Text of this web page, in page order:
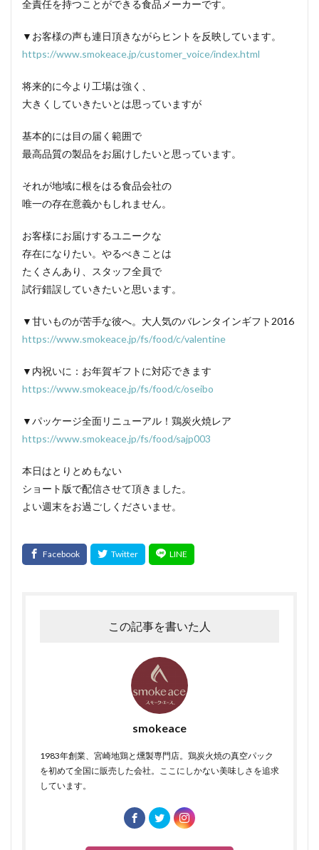
全責任を持つことができる食品メーカーです。
▼お客様の声も連日頂きながらヒントを反映しています。
https://www.smokeace.jp/customer_voice/index.html
将来的に今より工場は強く、
大きくしていきたいとは思っていますが
基本的には目の届く範囲で
最高品質の製品をお届けしたいと思っています。
それが地域に根をはる食品会社の
唯一の存在意義かもしれません。
お客様にお届けするユニークな
存在になりたい。やるべきことは
たくさんあり、スタッフ全員で
試行錯誤していきたいと思います。
▼甘いものが苦手な彼へ。大人気のバレンタインギフト2016
https://www.smokeace.jp/fs/food/c/valentine
▼内祝いに：お年賀ギフトに対応できます
https://www.smokeace.jp/fs/food/c/oseibo
▼パッケージ全面リニューアル！鶏炭火焼レア
https://www.smokeace.jp/fs/food/sajp003
本日はとりとめもない
ショート版で配信させて頂きました。
よい週末をお過ごしくださいませ。
この記事を書いた人
smokeace
1983年創業、宮崎地鶏と燻製専門店。鶏炭火焼の真空パック
を初めて全国に販売した会社。ここにしかない美味しさを追求
しています。